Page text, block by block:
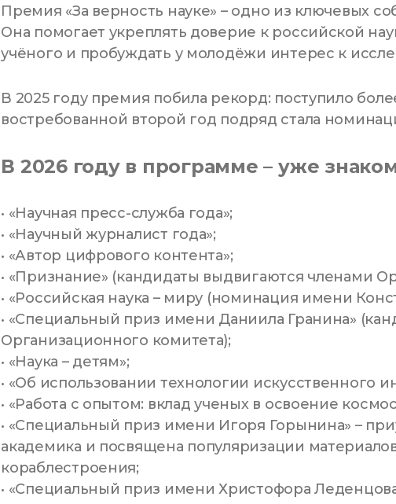
Премия «За верность науке» – одно из ключевых
Она помогает укреплять доверие к российской
учёного и пробуждать у молодёжи интерес к
В 2025 году премия побила рекорд: поступило
востребованной второй год подряд стала
В 2026 году в программе – уже
• «Научная пресс-служба года»;
• «Научный журналист года»;
• «Автор цифрового контента»;
• «Признание» (кандидаты выдвигаются членами
• «Российская наука – миру (номинация имени
• «Специальный приз имени Даниила Гранина»
Организационного комитета);
• «Наука – детям»;
• «Об использовании технологии искусственного
• «Работа с опытом: вклад ученых в освоение
• «Специальный приз имени Игоря Горынина» –
академика и посвящена популяризации
кораблестроения;
• «Специальный приз имени Христофора